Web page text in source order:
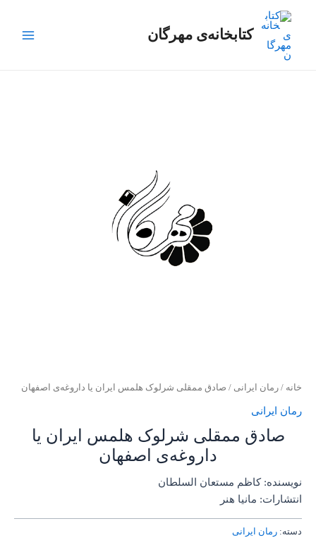
کتابخانه‌ی مهرگان
Menu
خانه / رمان ایرانی / صادق ممقلی شرلوک هلمس ایران یا داروغه‌ی اصفهان
رمان ایرانی
صادق ممقلی شرلوک هلمس ایران یا
داروغه‌ی اصفهان
نویسنده: کاظم مستعان السلطان
انتشارات: مانیا هنر
دسته: رمان ایرانی